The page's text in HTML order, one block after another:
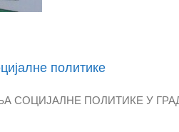
политике
ПОЛИТИКЕ У ГРАДУ